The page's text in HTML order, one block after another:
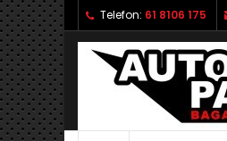
Telefon: 61 8106 175